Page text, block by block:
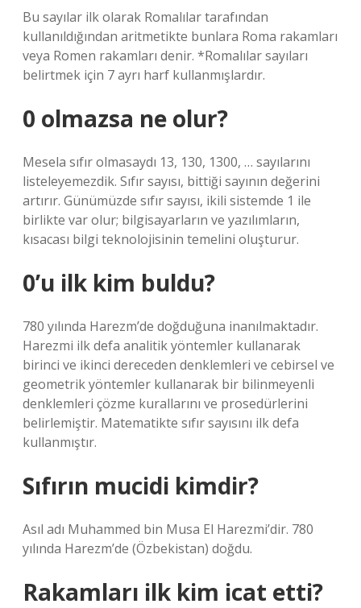
Bu sayılar ilk olarak Romalılar tarafından
kullanıldığından aritmetikte bunlara Roma rakamları
veya Romen rakamları denir. *Romalılar sayıları
belirtmek için 7 ayrı harf kullanmışlardır.
0 olmazsa ne olur?
Mesela sıfır olmasaydı 13, 130, 1300, … sayılarını
listeleyemezdik. Sıfır sayısı, bittiği sayının değerini
artırır. Günümüzde sıfır sayısı, ikili sistemde 1 ile
birlikte var olur; bilgisayarların ve yazılımların,
kısacası bilgi teknolojisinin temelini oluşturur.
0’u ilk kim buldu?
780 yılında Harezm’de doğduğuna inanılmaktadır.
Harezmi ilk defa analitik yöntemler kullanarak
birinci ve ikinci dereceden denklemleri ve cebirsel ve
geometrik yöntemler kullanarak bir bilinmeyenli
denklemleri çözme kurallarını ve prosedürlerini
belirlemiştir. Matematikte sıfır sayısını ilk defa
kullanmıştır.
Sıfırın mucidi kimdir?
Asıl adı Muhammed bin Musa El Harezmi’dir. 780
yılında Harezm’de (Özbekistan) doğdu.
Rakamları ilk kim icat etti?